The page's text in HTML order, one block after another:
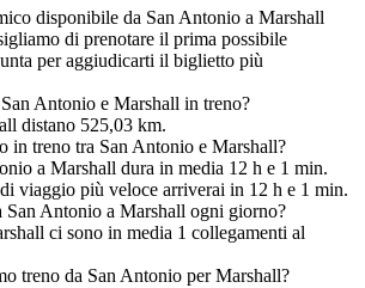
disponibile da San Antonio a Marshall
di prenotare il prima possibile
per aggiudicarti il biglietto più
Antonio e Marshall in treno?
distano 525,03 km.
in treno tra San Antonio e Marshall?
a Marshall dura in media 12 h e 1 min.
viaggio più veloce arriverai in 12 h e 1 min.
San Antonio a Marshall ogni giorno?
ci sono in media 1 collegamenti al
treno da San Antonio per Marshall?